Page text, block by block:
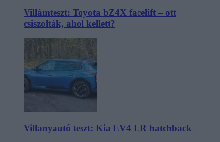
Villámteszt: Toyota bZ4X facelift – ott
csiszolták, ahol kellett?
Villanyautó teszt: Kia EV4 LR hatchback